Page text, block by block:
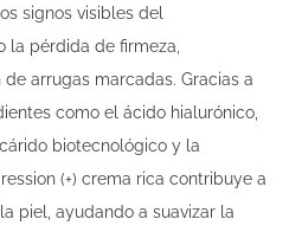
signos visibles del
la pérdida de firmeza,
arrugas marcadas. Gracias a
como el ácido hialurónico,
biotecnológico y la
(+) crema rica contribuye a
piel, ayudando a suavizar la